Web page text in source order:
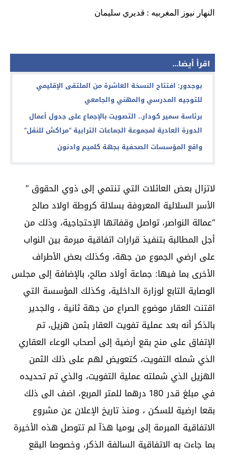
النهار نيوز المغربيه : قديري سليمان
اقرأ أيضا...
بوجدور: افتتاح النسخة العاشرة من الملتقى الإقليمي
للتوجيه المدرسي والمهني والجامعي
برئاسة سمير كودار.. التصويت بالإجماع على جدول أعمال
الدورة العادية لمجموعة الجماعات الترابية “مراكش للنقل”
واقع المؤسسات الصحفية بجهة كلميم وادنون
لاتزال بعض العائلات التي تنتمي إلى ذوي الحقوق ”
الأسر السلالية المعروفة بسلالة كروطة اولاد صالح
“عمالة النواصر، تواصل وقفاتها الإحتجاجية، وذلك من
أجل المطالبة بتنفيذ قرارات اتفاقية مبرمة بين النواب
على ارضي الجموع من جهة، وكذلك بعض الأطراف
الأخرى بما فيها: جماعة أولاد صالح، بالإضافة إلى مجلس
الوصاية التابع لوزارة الداخلية، وكذلك المؤسسة التي
اقتنت العقار موضوع الصراع من جهة ثانية ، والجدير
بالذكر أنه بعد عملية تفويت العقار بثمن هزيل، تم
الإتفاق على منح بقع أرضية إلى أصحاب الوعاء العقاري
الذي شمله التفويت، كتعويض لهم على ذلك الثمن
الهزيل الذي شملته عملية التفويت، والذي تم تحديده
في مبلغ قدر 180 درهما للمتر المربع، اضف الى ذلك
بقعا ارضية للسكن ، ومنذ تاريخ الإعلان عن مشروع
الاتفاقية المبرمة إلى يوميا هذآ لم تتوصل هذه الأخيرة
بما جاءت به الاتفاقية السالفة الذكر، وخصوصا البقع